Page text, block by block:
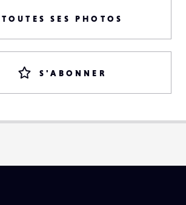
TOUTES SES PHOTOS
S'ABONNER